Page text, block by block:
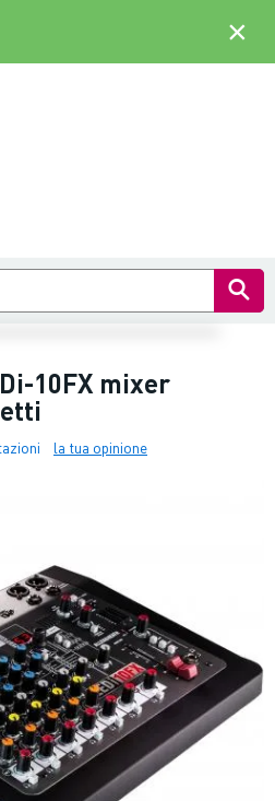
10FX mixer
la tua opinione
×